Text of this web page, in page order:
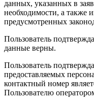
данных, указанных в
необходимости, а также
предусмотренных
Пользователь
данные верны.
Пользователь
предоставляемых
контактный номер
Пользователю